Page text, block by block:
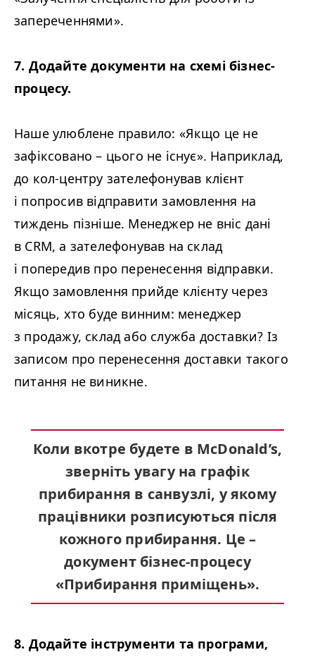
запереченнями».
7. Додайте документи на схемі бізнес-
процесу.
Наше улюблене правило: «Якщо це не
зафіксовано – цього не існує». Наприклад,
до кол-центру зателефонував клієнт
і попросив відправити замовлення на
тиждень пізніше. Менеджер не вніс дані
в CRM, а зателефонував на склад
і попередив про перенесення відправки.
Якщо замовлення прийде клієнту через
місяць, хто буде винним: менеджер
з продажу, склад або служба доставки? Із
записом про перенесення доставки такого
питання не виникне.
Коли вкотре будете в McDonald’s,
зверніть увагу на графік
прибирання в санвузлі, у якому
працівники розписуються після
кожного прибирання. Це –
документ бізнес-процесу
«Прибирання приміщень».
8. Додайте інструменти та програми,